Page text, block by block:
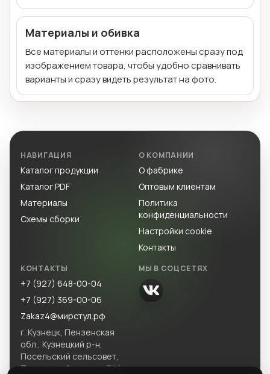
Материалы и обивка
Все материалы и оттенки расположены сразу под
изображением товара, чтобы удобно сравнивать
варианты и сразу видеть результат на фото.
НАВИГАЦИЯ
Каталог продукции
Каталог PDF
Материалы
Схемы сборки
О КОМПАНИИ
О фабрике
Оптовым клиентам
Политика
конфиденциальности
Настройки cookie
Контакты
КОНТАКТЫ
+7 (927) 648-00-04
+7 (927) 369-00-06
Zakaz4@мирстул.рф
г. Кузнецк, Пензенская
обл., Кузнецкий р-н,
Посельский сельсовет,
Посельский массив, ЗУ 1.
МЫ В СОЦСЕТЯХ